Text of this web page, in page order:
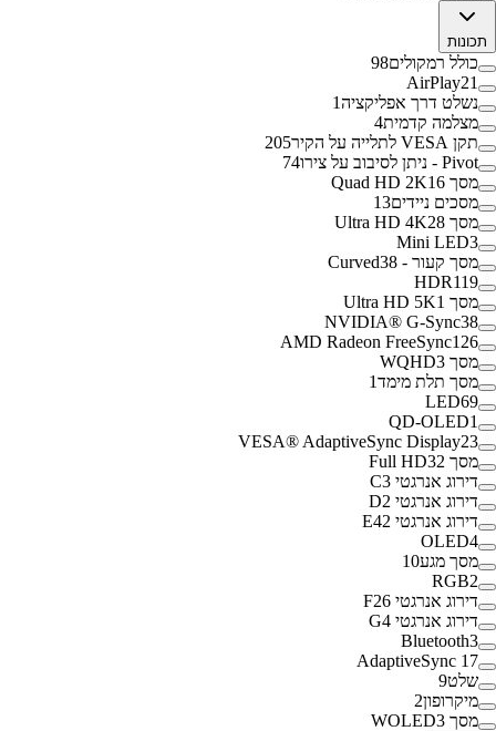
תכונות
כולל רמקולים98
AirPlay21
נשלט דרך אפליקציה1
מצלמה קדמית4
תקן VESA לתלייה על הקיר
205
Pivot - ניתן לסיבוב על צירו
74
מסך Quad HD 2K 16
מסכים ניידים13
מסך Ultra HD 4K 28
Mini LED3
מסך קעור - Curved 38
HDR119
מסך Ultra HD 5K 1
NVIDIA® G-Sync38
AMD Radeon FreeSync126
מסך WQHD 3
מסך תלת מימד1
LED69
QD-OLED1
VESA® AdaptiveSync Display23
מסך Full HD 32
דירוג אנרגטי C 3
דירוג אנרגטי D 2
דירוג אנרגטי E 42
OLED4
מסך מגע10
RGB2
דירוג אנרגטי F 26
דירוג אנרגטי G 4
Bluetooth3
AdaptiveSync 17
שלט9
מיקרופון2
מסך WOLED 3